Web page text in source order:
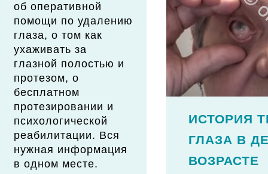
об оперативной
помощи по удалению
глаза, о том как
ухаживать за
глазной полостью и
протезом, о
бесплатном
протезировании и
психологической
реабилитации. Вся
нужная информация
в одном месте.
ИСТОРИЯ
ГЛАЗА В
ВОЗРАСТЕ